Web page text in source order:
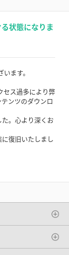
状態になりま
ます。
セス過多により弊
ンツのダウンロ
。心より深くお
復旧いたしまし